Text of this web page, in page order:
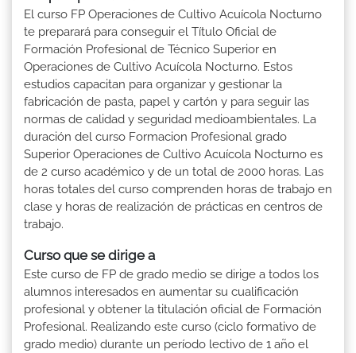
El curso FP Operaciones de Cultivo Acuícola Nocturno
te preparará para conseguir el Título Oficial de
Formación Profesional de Técnico Superior en
Operaciones de Cultivo Acuícola Nocturno. Estos
estudios capacitan para organizar y gestionar la
fabricación de pasta, papel y cartón y para seguir las
normas de calidad y seguridad medioambientales. La
duración del curso Formacion Profesional grado
Superior Operaciones de Cultivo Acuícola Nocturno es
de 2 curso académico y de un total de 2000 horas. Las
horas totales del curso comprenden horas de trabajo en
clase y horas de realización de prácticas en centros de
trabajo.
Curso que se dirige a
Este curso de FP de grado medio se dirige a todos los
alumnos interesados en aumentar su cualificación
profesional y obtener la titulación oficial de Formación
Profesional. Realizando este curso (ciclo formativo de
grado medio) durante un período lectivo de 1 año el